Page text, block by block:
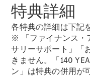
試乗リクエスト
オンラインシ
特典詳細
各特典の詳細は下記
※ 「ファイナンス・
サリーサポート」「
きません。「140
ン」は特典の併用が